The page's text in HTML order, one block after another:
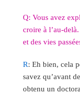
Q: Vous avez
croire à l’au-
et des vies
R: Eh bien, cela
savez qu’avant
obtenu un